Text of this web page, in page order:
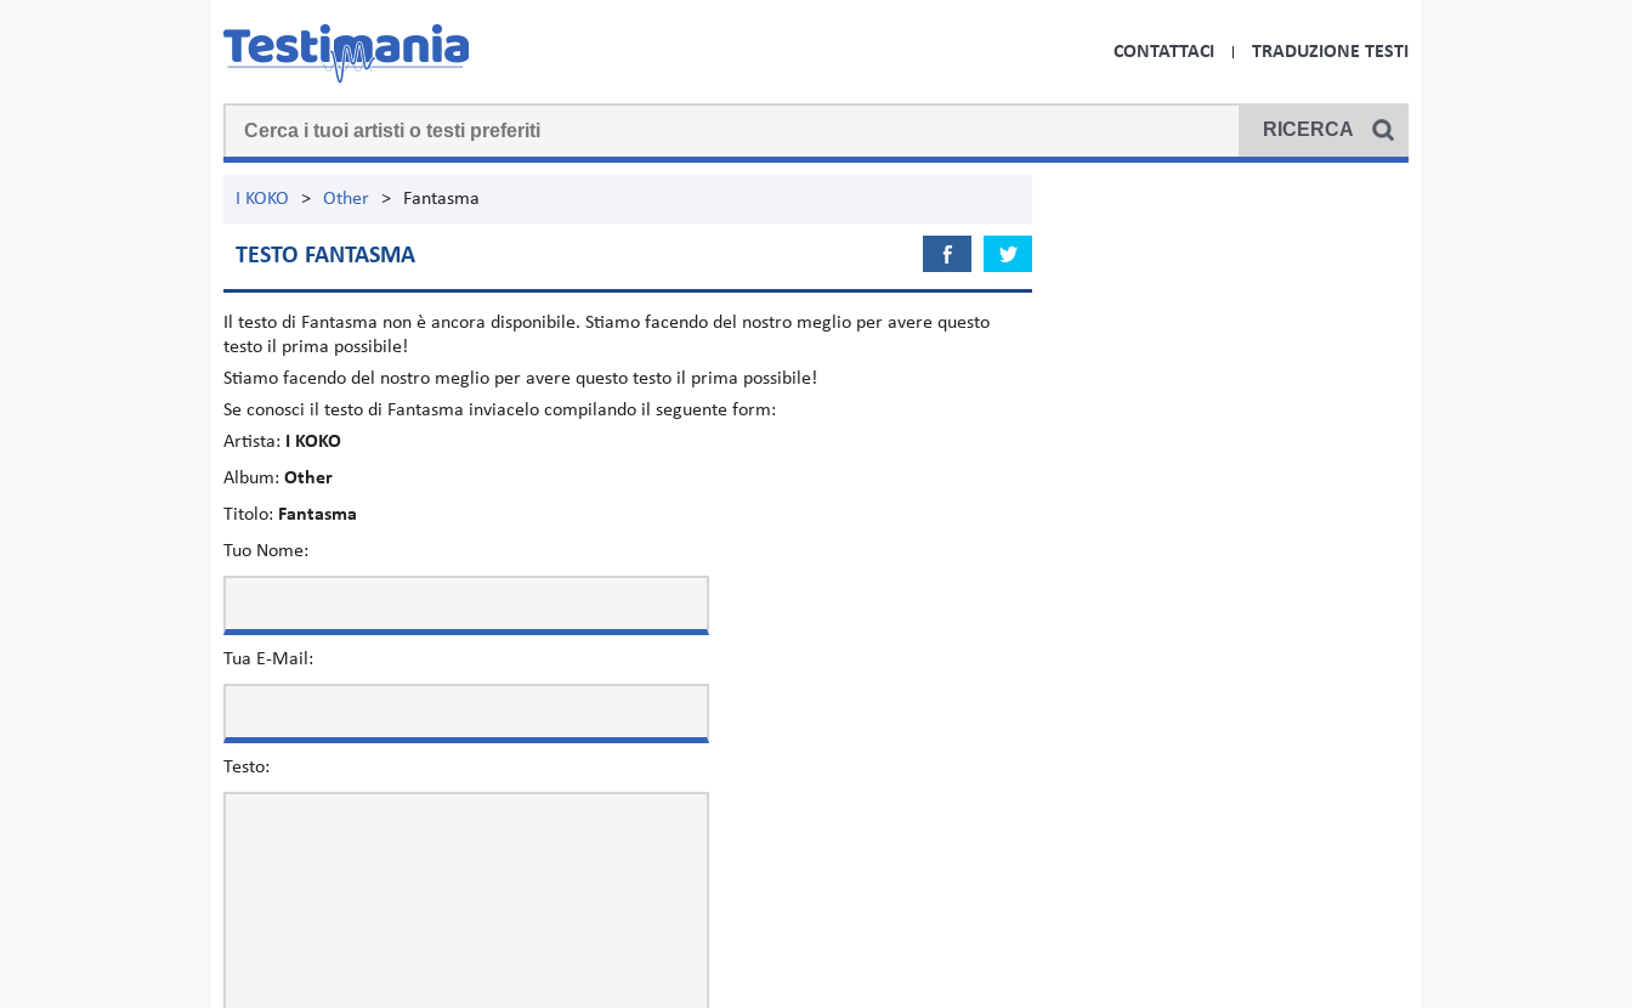
CONTATTACI TRADUZIONE TESTI
I KOKO > Other > Fantasma
TESTO FANTASMA
Il testo di Fantasma non è ancora disponibile. Stiamo facendo del nostro meglio per avere questo
testo il prima possibile!
Stiamo facendo del nostro meglio per avere questo testo il prima possibile!
Se conosci il testo di Fantasma inviacelo compilando il seguente form:
Artista:
I KOKO
Album: Other
Titolo: Fantasma
Tuo Nome:
Tua E-Mail:
Testo: